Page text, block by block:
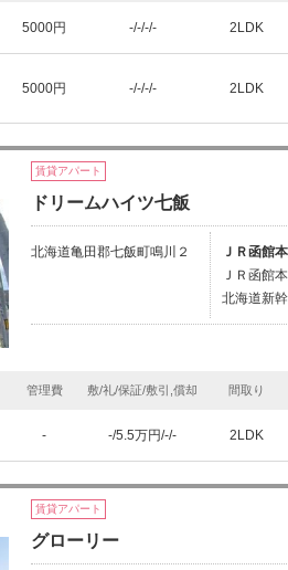
5000円 -/-/-/- 2LDK
5000円 -/-/-/- 2LDK
賃貸アパート
ドリームハイツ七飯
北海道亀田郡七飯町鳴川２
ＪＲ函館
ＪＲ函館
北海道新
管理費 敷/礼/保証/敷引,償却 間取り
- -/5.5万円/-/- 2LDK
賃貸アパート
グローリー